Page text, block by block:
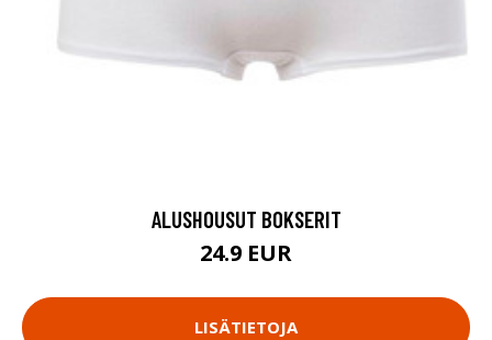
ALUSHOUSUT BOKSERIT
24.9 EUR
LISÄTIETOJA